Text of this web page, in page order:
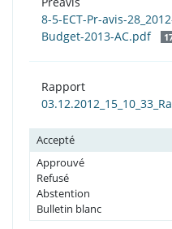
8-5-ECT-Pr-avis-
Budget-2013-AC.pdf
Rapport
Accepté
Approuvé
Refusé
Abstention
Bulletin blanc